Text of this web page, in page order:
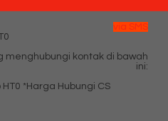
via SMS
menghubungi kontak di bawah
ini:
*Harga Hubungi CS